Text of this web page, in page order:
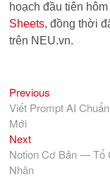
hoạch đầu tiên
Sheets, đồng thời
trên NEU.vn.
Điều
hướng
bài
viết
Previous
post:
Viết Prompt AI
Mới
NextNext
post:
Notion Cơ Bản — Tổ
Nhân